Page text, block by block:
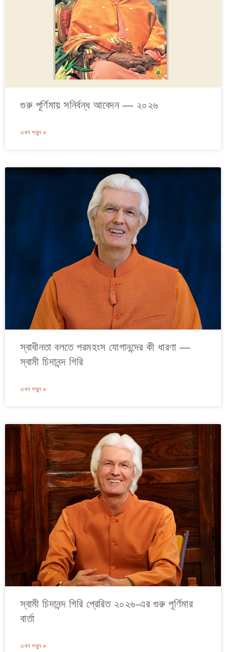
গুরু পূর্ণিমায় সনির্বন্ধ আবেদন — ২০২৬
এখন পড়ুন »
স্বাধীনতা বলতে পরমহংস যোগানন্দের কী ধারণা —
স্বামী চিদানন্দ গিরি
এখন পড়ুন »
স্বামী চিদানন্দ গিরি প্রেরিত ২০২৬-এর গুরু পূর্ণিমার
বার্তা
এখন পড়ুন »